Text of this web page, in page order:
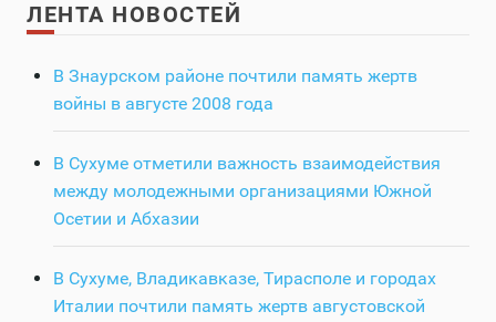
ЛЕНТА НОВОСТЕЙ
В Знаурском районе почтили память жертв
войны в августе 2008 года
В Сухуме отметили важность взаимодействия
между молодежными организациями Южной
Осетии и Абхазии
В Сухуме, Владикавказе, Тирасполе и городах
Италии почтили память жертв августовской